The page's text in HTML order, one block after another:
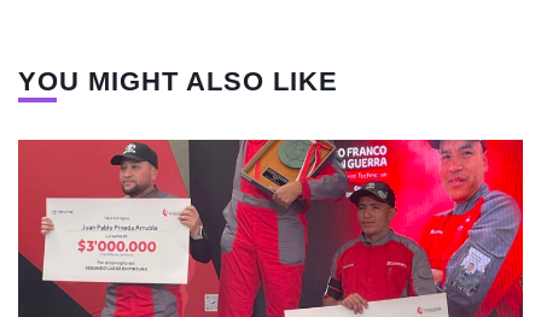
YOU MIGHT ALSO LIKE